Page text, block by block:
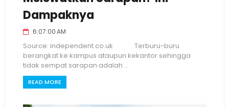
Dampaknya
6:07:00 AM
Source: independent.co.uk Terburu-buru
berangkat ke kampus ataupun kekantor sehingga
tidak sempat sarapan adalah ...
READ MORE